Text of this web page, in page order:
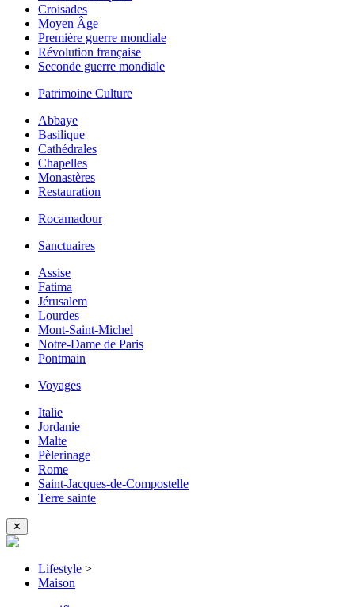
Croisades
Moyen Âge
Première guerre mondiale
Révolution française
Seconde guerre mondiale
Patrimoine Culture
Abbaye
Basilique
Cathédrales
Chapelles
Monastères
Restauration
Rocamadour
Sanctuaires
Assise
Fatima
Jérusalem
Lourdes
Mont-Saint-Michel
Notre-Dame de Paris
Pontmain
Voyages
Italie
Jordanie
Malte
Pèlerinage
Rome
Saint-Jacques-de-Compostelle
Terre sainte
✕
Lifestyle >
Maison